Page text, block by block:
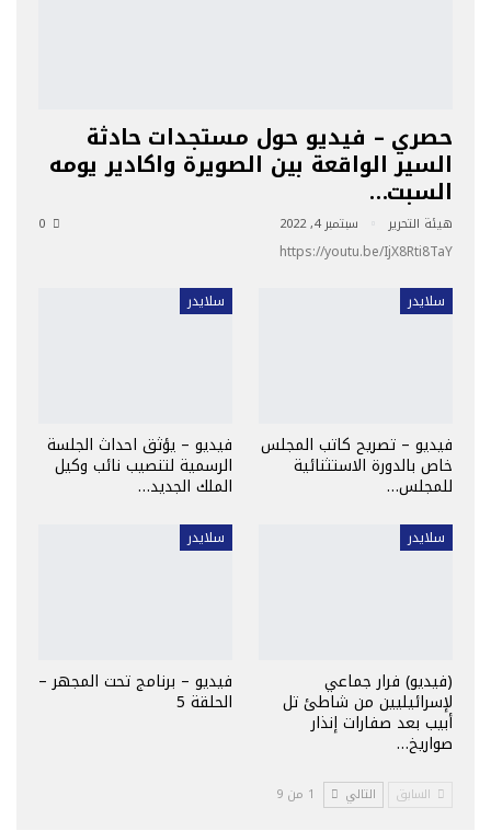
حصري – فيديو حول مستجدات حادثة
السير الواقعة بين الصويرة واكادير يومه
السبت…
هيئة التحرير سبتمبر 4, 2022
https://youtu.be/IjX8Rti8TaY
سلايدر
فيديو – تصريح كاتب المجلس
خاص بالدورة الاستثنائية
للمجلس…
سلايدر
فيديو – يؤثق احداث الجلسة
الرسمية لتنصيب نائب وكيل
الملك الجديد…
سلايدر
(فيديو) فرار جماعي
لإسرائيليين من شاطئ تل
أبيب بعد صفارات إنذار
صواريخ…
سلايدر
فيديو – برنامج تحت المجهر –
الحلقة 5
السابق التالي 1 من 9